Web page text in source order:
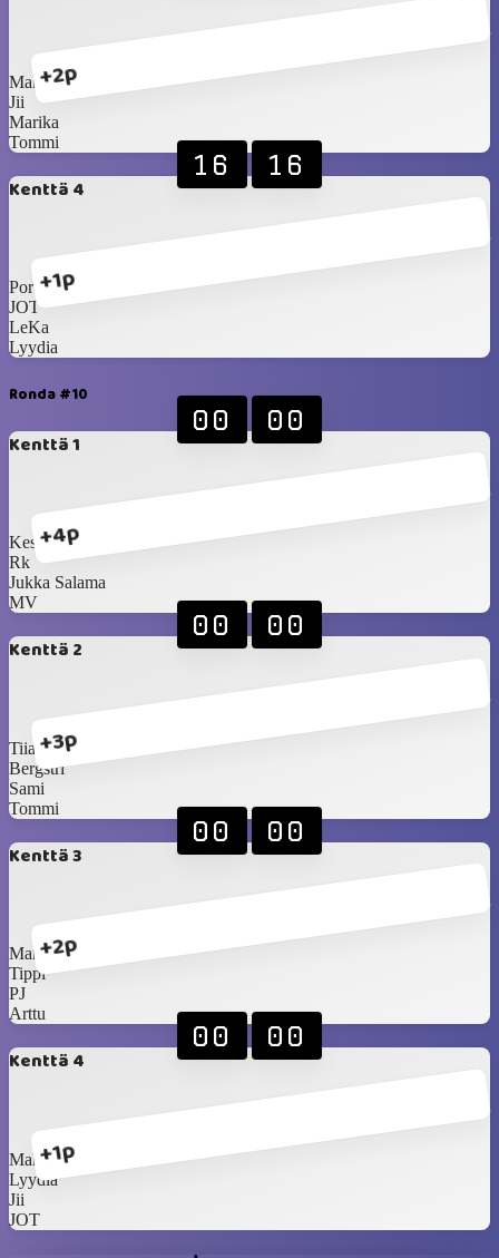
+2p
Make
Jii
Marika
Tommi
Kenttä 4
+1p
16 16
Porvoon Prinsessa
JOT
LeKa
Lyydia
Ronda #10
Kenttä 1
+4p
00 00
KesäHessu
Rk
Jukka Salama
MV
Kenttä 2
+3p
00 00
Tiia
Bergstri
Sami
Tommi
Kenttä 3
+2p
00 00
Marika
Tippi
PJ
Arttu
Kenttä 4
+1p
00 00
Make
Lyydia
Jii
JOT